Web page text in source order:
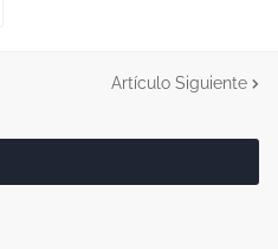
Artículo Siguiente